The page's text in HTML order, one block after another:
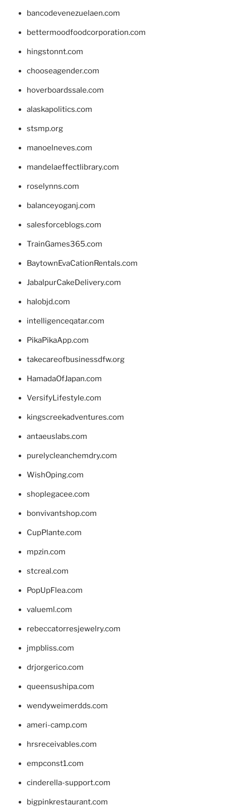
bancodevenezuelaen.com
bettermoodfoodcorporation.com
hingstonnt.com
chooseagender.com
hoverboardssale.com
alaskapolitics.com
stsmp.org
manoelneves.com
mandelaeffectlibrary.com
roselynns.com
balanceyoganj.com
salesforceblogs.com
TrainGames365.com
BaytownEvaCationRentals.com
JabalpurCakeDelivery.com
halobjd.com
intelligenceqatar.com
PikaPikaApp.com
takecareofbusinessdfw.org
HamadaOfJapan.com
VersifyLifestyle.com
kingscreekadventures.com
antaeuslabs.com
purelycleanchemdry.com
WishOping.com
shoplegacee.com
bonvivantshop.com
CupPlante.com
mpzin.com
stcreal.com
PopUpFlea.com
valueml.com
rebeccatorresjewelry.com
jmpbliss.com
drjorgerico.com
queensushipa.com
wendyweimerdds.com
ameri-camp.com
hrsreceivables.com
empconst1.com
cinderella-support.com
bigpinkrestaurant.com